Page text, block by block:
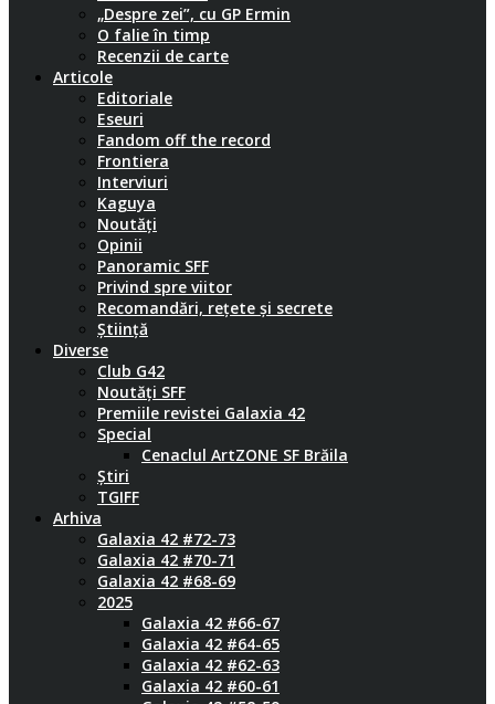
„Despre zei”, cu GP Ermin
O falie în timp
Recenzii de carte
Articole
Editoriale
Eseuri
Fandom off the record
Frontiera
Interviuri
Kaguya
Noutăți
Opinii
Panoramic SFF
Privind spre viitor
Recomandări, rețete și secrete
Știință
Diverse
Club G42
Noutăți SFF
Premiile revistei Galaxia 42
Special
Cenaclul ArtZONE SF Brăila
Știri
TGIFF
Arhiva
Galaxia 42 #72-73
Galaxia 42 #70-71
Galaxia 42 #68-69
2025
Galaxia 42 #66-67
Galaxia 42 #64-65
Galaxia 42 #62-63
Galaxia 42 #60-61